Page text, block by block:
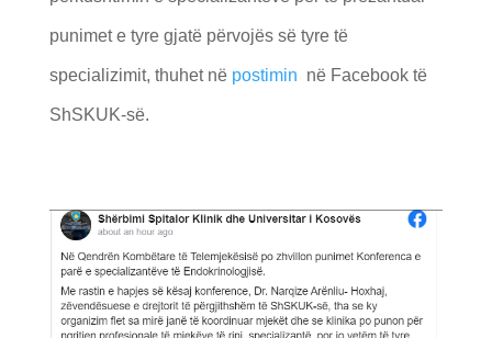
punimet e tyre gjatë përvojës së tyre të
specializimit, thuhet në postimin në Facebook të
ShSKUK-së.